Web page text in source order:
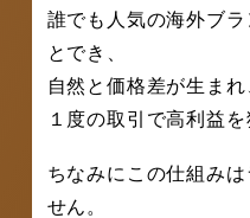
誰でも人気の海外ブ
とでき、
自然と価格差が生まれ
１度の取引で高利益
ちなみにこの仕組み
せん。